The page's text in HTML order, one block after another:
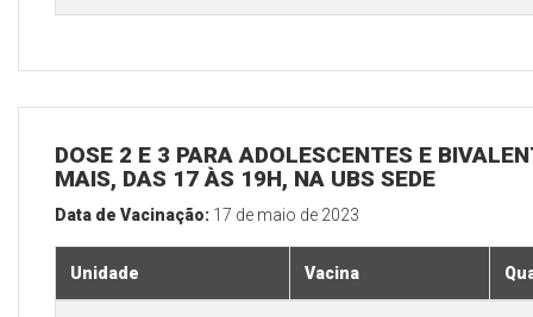
DOSE 2 E 3 PARA ADOLESCENTES E
MAIS, DAS 17 ÀS 19H, NA UBS SEDE
Data de Vacinação: 17 de maio de 2023
Unidade Vacina